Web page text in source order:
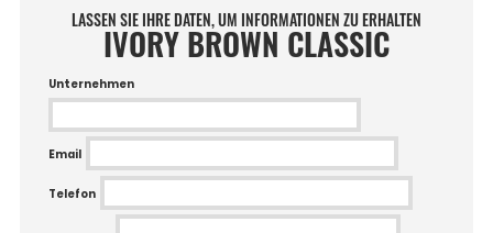
LASSEN SIE IHRE DATEN, UM INFORMATIONEN ZU ERHALTEN
IVORY BROWN CLASSIC
Unternehmen
Email
Telefon